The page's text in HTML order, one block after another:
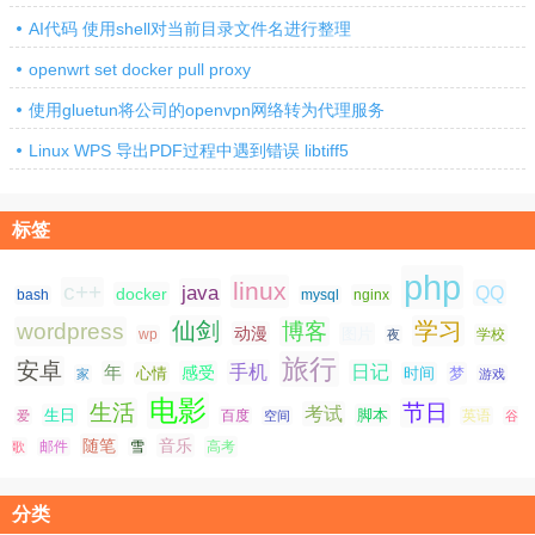
AI代码 使用shell对当前目录文件名进行整理
openwrt set docker pull proxy
使用gluetun将公司的openvpn网络转为代理服务
Linux WPS 导出PDF过程中遇到错误 libtiff5
标签
bash c++ docker java linux mysql nginx php QQ
wordpress wp 仙剑 动漫 博客 夜 学习 学校
安卓 家 年 心情 感受 手机 旅行 日记 时间 梦 游戏
爱 生日 生活 电影 百度 空间 考试 脚本 节日 英语 谷
歌 邮件 随笔 雪 音乐 高考
分类